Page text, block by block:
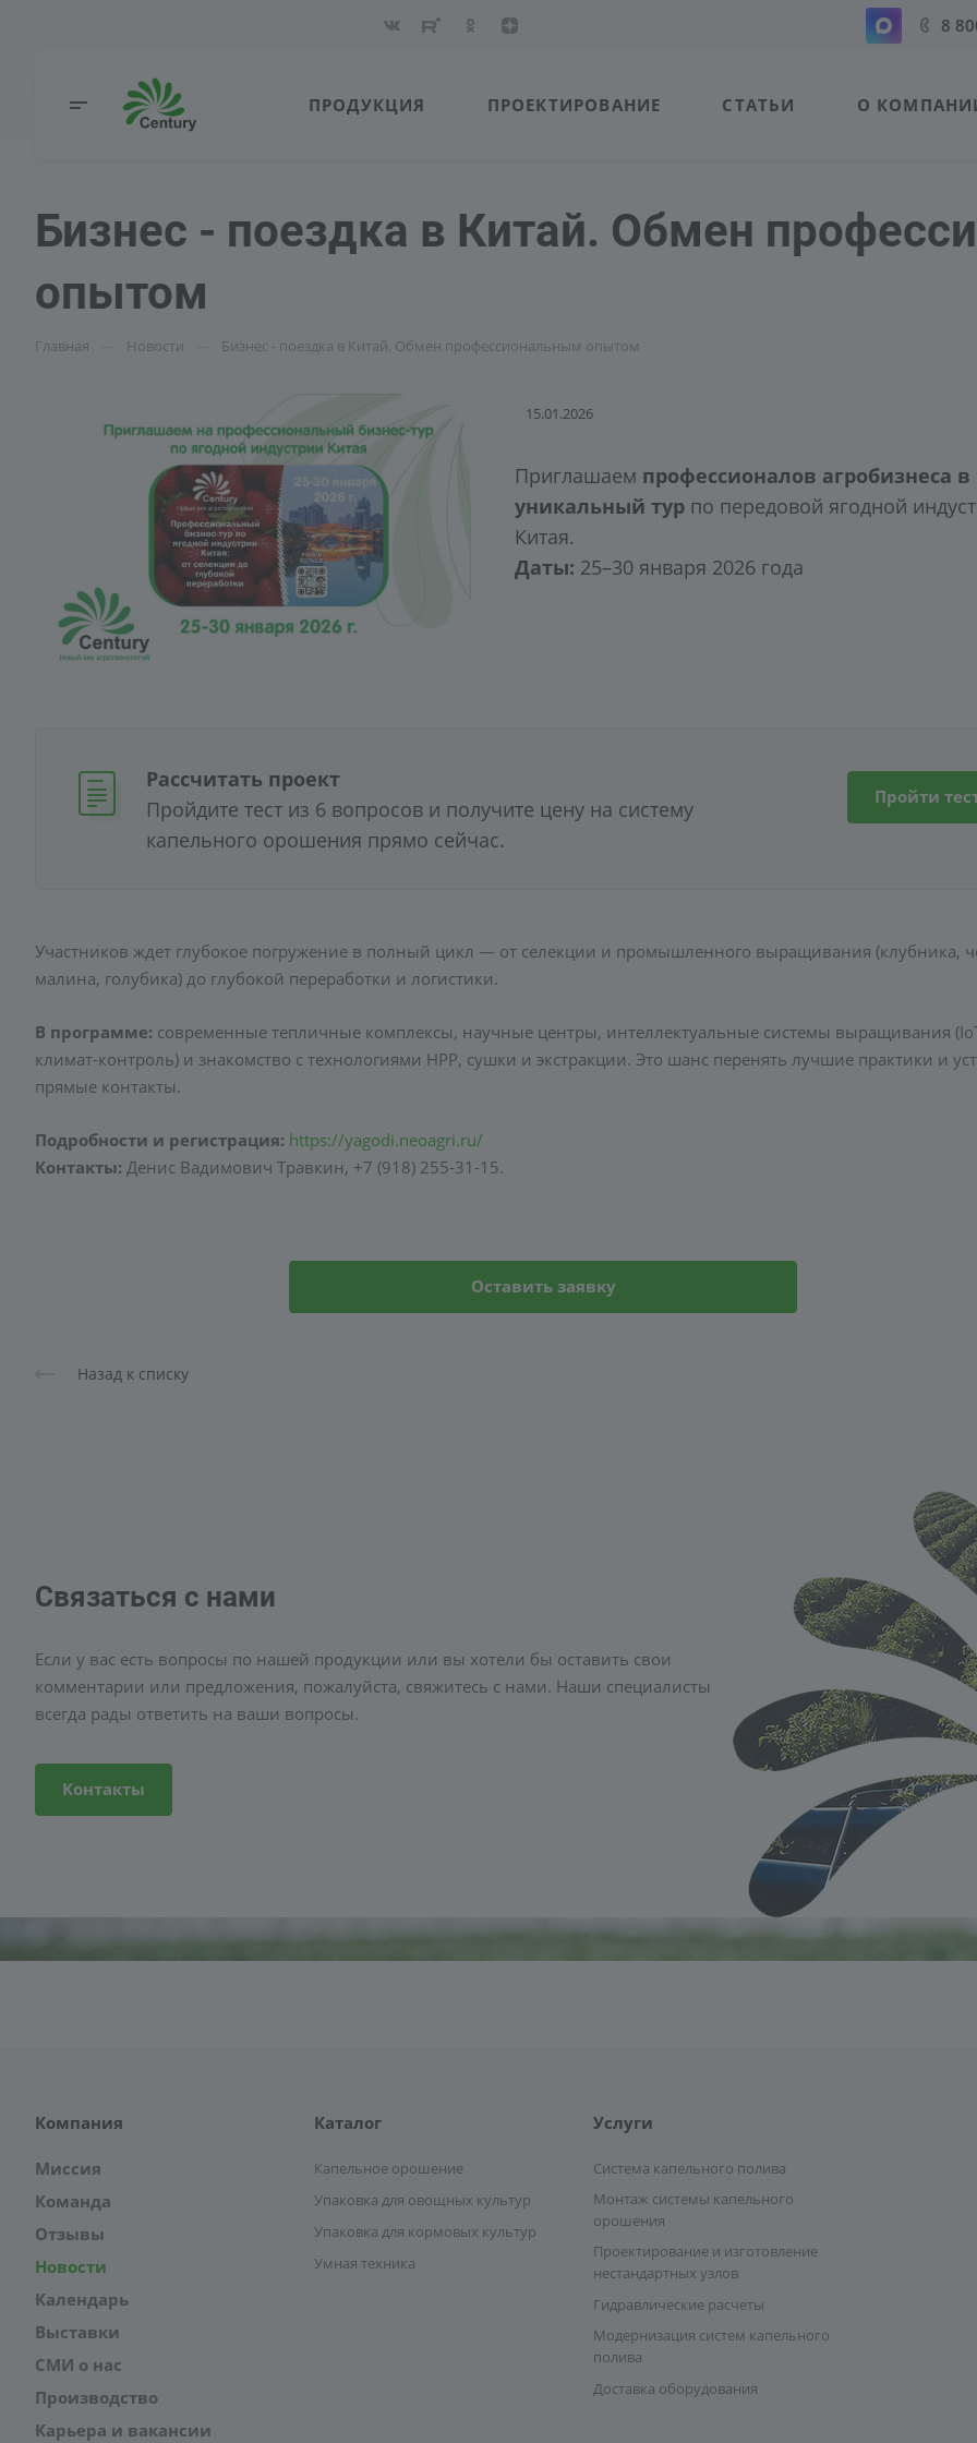
8
ПРОДУКЦИЯ ПРОЕКТИРОВАНИЕ СТАТЬИ О
Бизнес - поездка в Китай. Обмен
опытом
Главная Новости Бизнес - поездка в Китай. Обмен профессиональным опытом
15.01.2026
Приглашаем профессионалов агробизнеса в
уникальный тур по передовой ягодной
Китая.
Даты: 25–30 января 2026 года
Рассчитать проект
Пройдите тест из 6 вопросов и получите цену на систему
капельного орошения прямо сейчас.
Пройти
Участников ждет глубокое погружение в полный цикл — от селекции и промышленного выращивания (клубника,
малина, голубика) до глубокой переработки и логистики.
В программе: современные тепличные комплексы, научные центры, интеллектуальные системы выращивания
климат-контроль) и знакомство с технологиями HPP, сушки и экстракции. Это шанс перенять лучшие практики и
прямые контакты.
Подробности и регистрация: https://yagodi.neoagri.ru/
Контакты: Денис Вадимович Травкин, +7 (918) 255-31-15.
Оставить заявку
Назад к списку
Связаться с нами
Если у вас есть вопросы по нашей продукции или вы хотели бы оставить свои
комментарии или предложения, пожалуйста, свяжитесь с нами. Наши специалисты
всегда рады ответить на ваши вопросы.
Контакты
Компания
Миссия
Команда
Отзывы
Новости
Календарь
Выставки
СМИ о нас
Производство
Карьера и вакансии
Каталог
Капельное орошение
Упаковка для овощных культур
Упаковка для кормовых культур
Умная техника
Услуги
Система капельного полива
Монтаж системы капельного
орошения
Проектирование и изготовление
нестандартных узлов
Гидравлические расчеты
Модернизация систем капельного
полива
Доставка оборудования